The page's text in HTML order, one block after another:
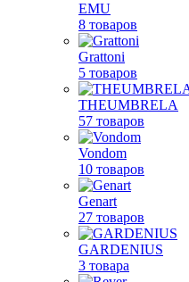
EMU
8 товаров
Grattoni
5 товаров
THEUMBRELA
57 товаров
Vondom
10 товаров
Genart
27 товаров
GARDENIUS
3 товара